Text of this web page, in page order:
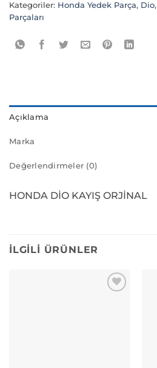
Kategoriler: Honda Yedek Parça, Dio,
Parçaları
Açıklama
Marka
Değerlendirmeler (0)
HONDA DİO KAYIŞ ORJİNAL
İLGILI ÜRÜNLER